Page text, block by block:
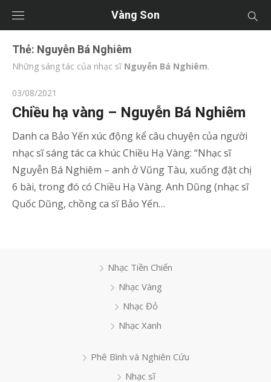
Vàng Son
Thẻ: Nguyễn Bá Nghiêm
Những sáng tác của nhạc sĩ Nguyễn Bá Nghiêm.
Posted
on
03/08/2021
Chiều hạ vàng – Nguyễn Bá Nghiêm
Danh ca Bảo Yến xúc động kể câu chuyện của người
nhạc sĩ sáng tác ca khúc Chiều Hạ Vàng: “Nhạc sĩ
Nguyễn Bá Nghiêm – anh ở Vũng Tàu, xuống đặt chị
6 bài, trong đó có Chiều Hạ Vàng. Anh Dũng (nhạc sĩ
Quốc Dũng, chồng ca sĩ Bảo Yến…
Nhạc Tiền Chiến
Nhạc Vàng
Nhạc Đỏ
Nhạc Xanh
Phê Bình và Nghiên Cứu
Nhạc sĩ